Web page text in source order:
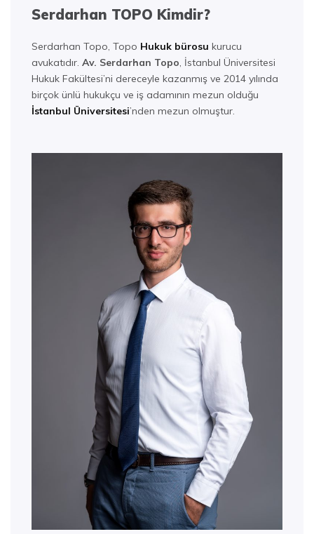
Serdarhan TOPO Kimdir?
Serdarhan Topo, Topo Hukuk bürosu kurucu
avukatıdır. Av. Serdarhan Topo, İstanbul Üniversitesi
Hukuk Fakültesi’ni dereceyle kazanmış ve 2014 yılında
birçok ünlü hukukçu ve iş adamının mezun olduğu
İstanbul Üniversitesi’nden mezun olmuştur.